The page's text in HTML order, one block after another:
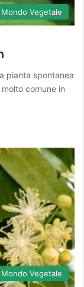
Mondo Vegetale
pianta spontanea
comune in
Mondo Vegetale